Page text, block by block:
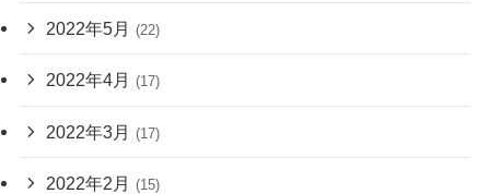
2022年5月 (22)
2022年4月 (17)
2022年3月 (17)
2022年2月 (15)